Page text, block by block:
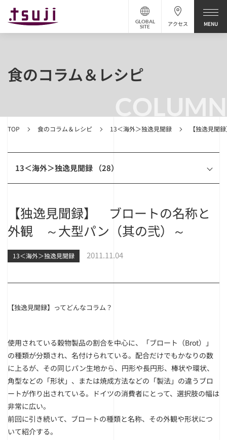
アクセス
GLOBAL
SITE
COLUMN
TOP 食のコラム＆レシピ 13＜海外＞独逸見聞録 【独逸見聞
食のコラム＆レシピ
13＜海外＞独逸見聞録 （28）
【独逸見聞録】 ブロートの名称と
外観 ～大型パン（其の弐）～
13＜海外＞独逸見聞録 2011.11.04
【独逸見聞録】ってどんなコラム？
使用されている穀物製品の割合を中心に、「ブロート（Brot）」
の種類が分類され、名付けられている。配合だけでもかなりの数
に上るが、その同じパン生地から、円形や長円形、棒状や環状、
角型などの「形状」、または焼成方法などの「製法」の違うブロ
ートが作り出されている。ドイツの消費者にとって、選択肢の幅は
非常に広い。
前回に引き続いて、ブロートの種類と名称、その外観や形状につ
いて紹介する。